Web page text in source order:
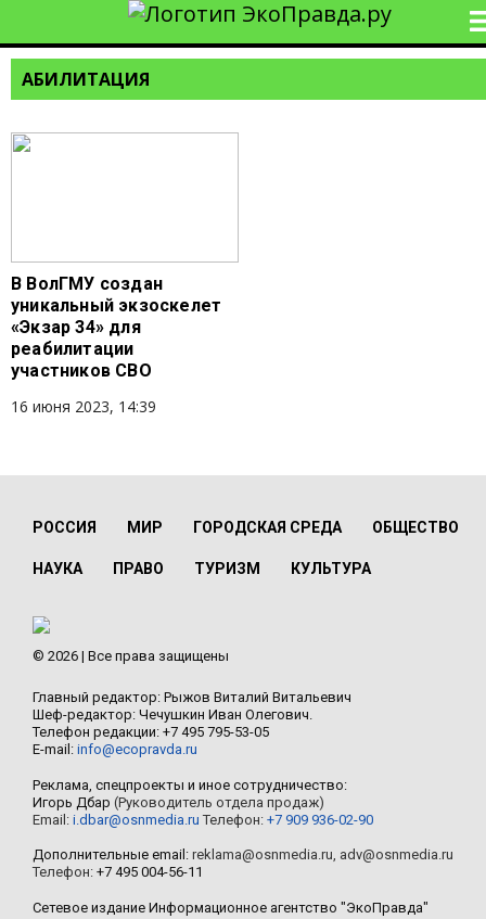
АБИЛИТАЦИЯ
В ВолГМУ создан
уникальный экзоскелет
«Экзар 34» для
реабилитации
участников СВО
16 июня 2023, 14:39
РОССИЯ МИР ГОРОДСКАЯ СРЕДА ОБЩЕСТВО
НАУКА ПРАВО ТУРИЗМ КУЛЬТУРА
© 2026 | Все права защищены
Главный редактор: Рыжов Виталий Витальевич
Шеф-редактор: Чечушкин Иван Олегович.
Телефон редакции: +7 495 795-53-05
E-mail: info@ecopravda.ru
Реклама, спецпроекты и иное сотрудничество:
Игорь Дбар (Руководитель отдела продаж)
Email: i.dbar@osnmedia.ru Телефон: +7 909 936-02-90
Дополнительные email: reklama@osnmedia.ru, adv@osnmedia.ru
Телефон: +7 495 004-56-11
Сетевое издание Информационное агентство "ЭкоПравда"